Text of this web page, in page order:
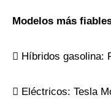
Modelos más
 Híbridos gasolina:
 Eléctricos: Tesla